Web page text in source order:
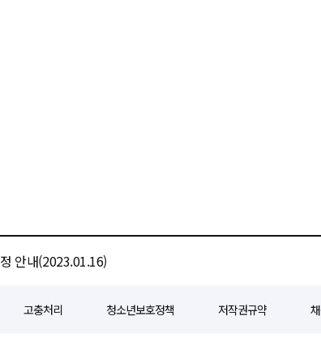
안내(2023.01.16)
고충처리 청소년보호정책 저작권규약